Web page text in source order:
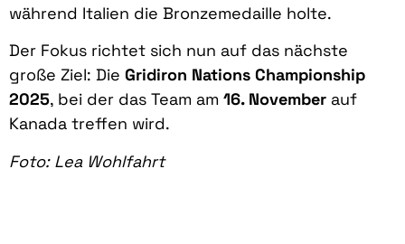
während Italien die Bronzemedaille holte.
Der Fokus richtet sich nun auf das nächste
große Ziel: Die Gridiron Nations Championship
2025, bei der das Team am 16. November auf
Kanada treffen wird.
Foto: Lea Wohlfahrt